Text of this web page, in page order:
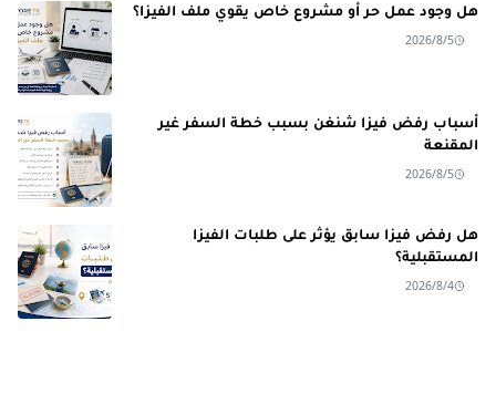
هل وجود عمل حر أو مشروع خاص يقوي ملف الفيزا؟
2026/8/5
أسباب رفض فيزا شنغن بسبب خطة السفر غير
المقنعة
2026/8/5
هل رفض فيزا سابق يؤثر على طلبات الفيزا
المستقبلية؟
2026/8/4